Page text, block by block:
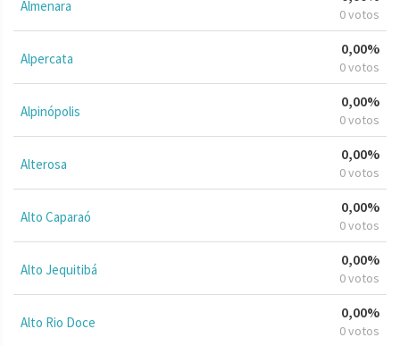
Almenara 0 votos
Alpercata
0,00%
0 votos
Alpinópolis
0,00%
0 votos
Alterosa
0,00%
0 votos
Alto Caparaó
0,00%
0 votos
Alto Jequitibá
0,00%
0 votos
Alto Rio Doce
0,00%
0 votos